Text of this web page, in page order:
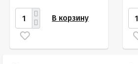
В корзину